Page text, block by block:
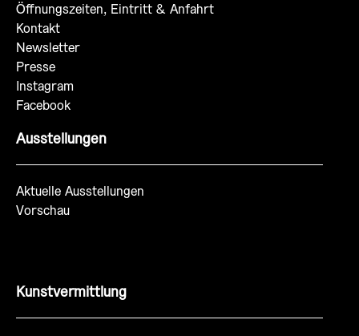
Öffnungszeiten, Eintritt & Anfahrt
Kontakt
Newsletter
Presse
Instagram
Facebook
Ausstellungen
Aktuelle Ausstellungen
Vorschau
Kunstvermittlung